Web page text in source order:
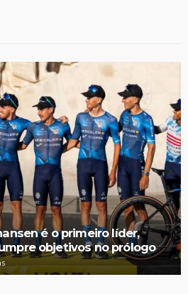
é o primeiro líder,
objetivos no prólogo